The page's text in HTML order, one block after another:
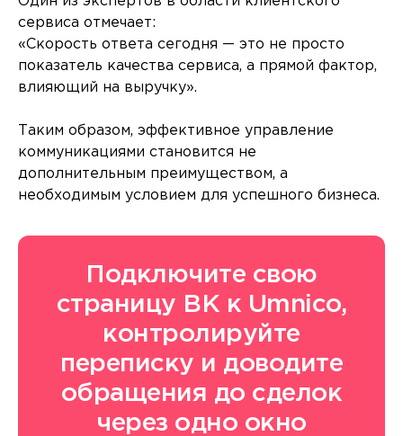
сервиса отмечает:
«Скорость ответа сегодня — это не просто
показатель качества сервиса, а прямой фактор,
влияющий на выручку».
Таким образом, эффективное управление
коммуникациями становится не
дополнительным преимуществом, а
необходимым условием для успешного бизнеса.
Подключите свою
страницу ВК к Umnico,
контролируйте
переписку и доводите
обращения до сделок
через одно окно